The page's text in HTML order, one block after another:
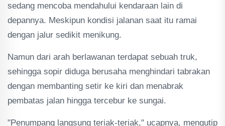
sedang mencoba mendahului kendaraan lain di
depannya. Meskipun kondisi jalanan saat itu ramai
dengan jalur sedikit menikung.
Namun dari arah berlawanan terdapat sebuah truk,
sehingga sopir diduga berusaha menghindari tabrakan
dengan membanting setir ke kiri dan menabrak
pembatas jalan hingga tercebur ke sungai.
"Penumpang langsung teriak-teriak," ucapnya, mengutip